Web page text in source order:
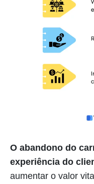
O abandono do
experiência do
aumentar o valor